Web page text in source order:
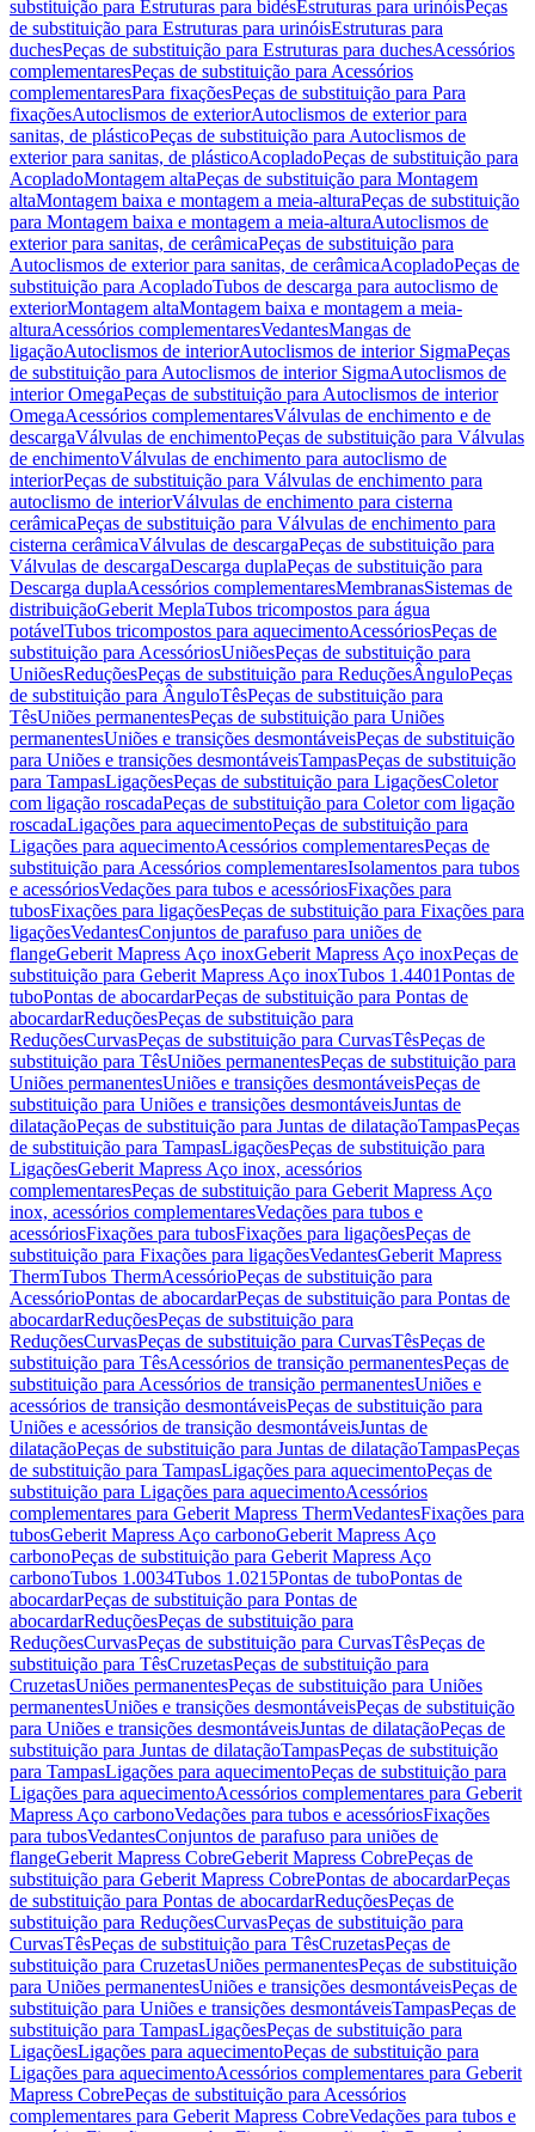
substituição para Estruturas para bidésEstruturas para urinóisPeças
de substituição para Estruturas para urinóisEstruturas para
duchesPeças de substituição para Estruturas para duchesAcessórios
complementaresPeças de substituição para Acessórios
complementaresPara fixaçõesPeças de substituição para Para
fixaçõesAutoclismos de exteriorAutoclismos de exterior para
sanitas, de plásticoPeças de substituição para Autoclismos de
exterior para sanitas, de plásticoAcopladoPeças de substituição para
AcopladoMontagem altaPeças de substituição para Montagem
altaMontagem baixa e montagem a meia-alturaPeças de substituição
para Montagem baixa e montagem a meia-alturaAutoclismos de
exterior para sanitas, de cerâmicaPeças de substituição para
Autoclismos de exterior para sanitas, de cerâmicaAcopladoPeças de
substituição para AcopladoTubos de descarga para autoclismo de
exteriorMontagem altaMontagem baixa e montagem a meia-
alturaAcessórios complementaresVedantesMangas de
ligaçãoAutoclismos de interiorAutoclismos de interior SigmaPeças
de substituição para Autoclismos de interior SigmaAutoclismos de
interior OmegaPeças de substituição para Autoclismos de interior
OmegaAcessórios complementaresVálvulas de enchimento e de
descargaVálvulas de enchimentoPeças de substituição para Válvulas
de enchimentoVálvulas de enchimento para autoclismo de
interiorPeças de substituição para Válvulas de enchimento para
autoclismo de interiorVálvulas de enchimento para cisterna
cerâmicaPeças de substituição para Válvulas de enchimento para
cisterna cerâmicaVálvulas de descargaPeças de substituição para
Válvulas de descargaDescarga duplaPeças de substituição para
Descarga duplaAcessórios complementaresMembranasSistemas de
distribuiçãoGeberit MeplaTubos tricompostos para água
potávelTubos tricompostos para aquecimentoAcessóriosPeças de
substituição para AcessóriosUniõesPeças de substituição para
UniõesReduçõesPeças de substituição para ReduçõesÂnguloPeças
de substituição para ÂnguloTêsPeças de substituição para
TêsUniões permanentesPeças de substituição para Uniões
permanentesUniões e transições desmontáveisPeças de substituição
para Uniões e transições desmontáveisTampasPeças de substituição
para TampasLigaçõesPeças de substituição para LigaçõesColetor
com ligação roscadaPeças de substituição para Coletor com ligação
roscadaLigações para aquecimentoPeças de substituição para
Ligações para aquecimentoAcessórios complementaresPeças de
substituição para Acessórios complementaresIsolamentos para tubos
e acessóriosVedações para tubos e acessóriosFixações para
tubosFixações para ligaçõesPeças de substituição para Fixações para
ligaçõesVedantesConjuntos de parafuso para uniões de
flangeGeberit Mapress Aço inoxGeberit Mapress Aço inoxPeças de
substituição para Geberit Mapress Aço inoxTubos 1.4401Pontas de
tuboPontas de abocardarPeças de substituição para Pontas de
abocardarReduçõesPeças de substituição para
ReduçõesCurvasPeças de substituição para CurvasTêsPeças de
substituição para TêsUniões permanentesPeças de substituição para
Uniões permanentesUniões e transições desmontáveisPeças de
substituição para Uniões e transições desmontáveisJuntas de
dilataçãoPeças de substituição para Juntas de dilataçãoTampasPeças
de substituição para TampasLigaçõesPeças de substituição para
LigaçõesGeberit Mapress Aço inox, acessórios
complementaresPeças de substituição para Geberit Mapress Aço
inox, acessórios complementaresVedações para tubos e
acessóriosFixações para tubosFixações para ligaçõesPeças de
substituição para Fixações para ligaçõesVedantesGeberit Mapress
ThermTubos ThermAcessórioPeças de substituição para
AcessórioPontas de abocardarPeças de substituição para Pontas de
abocardarReduçõesPeças de substituição para
ReduçõesCurvasPeças de substituição para CurvasTêsPeças de
substituição para TêsAcessórios de transição permanentesPeças de
substituição para Acessórios de transição permanentesUniões e
acessórios de transição desmontáveisPeças de substituição para
Uniões e acessórios de transição desmontáveisJuntas de
dilataçãoPeças de substituição para Juntas de dilataçãoTampasPeças
de substituição para TampasLigações para aquecimentoPeças de
substituição para Ligações para aquecimentoAcessórios
complementares para Geberit Mapress ThermVedantesFixações para
tubosGeberit Mapress Aço carbonoGeberit Mapress Aço
carbonoPeças de substituição para Geberit Mapress Aço
carbonoTubos 1.0034Tubos 1.0215Pontas de tuboPontas de
abocardarPeças de substituição para Pontas de
abocardarReduçõesPeças de substituição para
ReduçõesCurvasPeças de substituição para CurvasTêsPeças de
substituição para TêsCruzetasPeças de substituição para
CruzetasUniões permanentesPeças de substituição para Uniões
permanentesUniões e transições desmontáveisPeças de substituição
para Uniões e transições desmontáveisJuntas de dilataçãoPeças de
substituição para Juntas de dilataçãoTampasPeças de substituição
para TampasLigações para aquecimentoPeças de substituição para
Ligações para aquecimentoAcessórios complementares para Geberit
Mapress Aço carbonoVedações para tubos e acessóriosFixações
para tubosVedantesConjuntos de parafuso para uniões de
flangeGeberit Mapress CobreGeberit Mapress CobrePeças de
substituição para Geberit Mapress CobrePontas de abocardarPeças
de substituição para Pontas de abocardarReduçõesPeças de
substituição para ReduçõesCurvasPeças de substituição para
CurvasTêsPeças de substituição para TêsCruzetasPeças de
substituição para CruzetasUniões permanentesPeças de substituição
para Uniões permanentesUniões e transições desmontáveisPeças de
substituição para Uniões e transições desmontáveisTampasPeças de
substituição para TampasLigaçõesPeças de substituição para
LigaçõesLigações para aquecimentoPeças de substituição para
Ligações para aquecimentoAcessórios complementares para Geberit
Mapress CobrePeças de substituição para Acessórios
complementares para Geberit Mapress CobreVedações para tubos e